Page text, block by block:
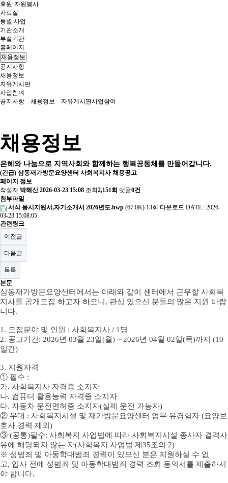
후원·자원봉사
자료실
동별 사업
기관소개
부설기관
홈페이지
채용정보
공지사항
채용정보
자유게시판
사업참여
공지사항
채용정보 자유게시판사업참여
채용정보
은혜와 나눔으로 지역사회와 함께하는 행복공동체를 만들어갑니다.
(긴급) 삼동재가방문요양센터 사회복지사 채용공고
페이지 정보
작성자 박혜신 2026-03-23 15:08 조회 2,151회 댓글0건
첨부파일
서식 응시지원서,자기소개서 2026년도.hwp (67.0K) 13회 다운로드 DATE : 2026-
03-23 15:08:05
관련링크
이전글
다음글
목록
본문
삼동재가방문요양센터에서는 아래와 같이 센터에서 근무할 사회복
지사를 공개모집 하고자 하오니 , 관심 있으신 분들의 많은 지원 바랍
니다.
1. 모집분야 및 인원 : 사회복지사 / 1 명
2. 공고기간: 2026년 03월 23일(월) ~ 2026년 04월 02일(목)까지 (10
일간)
3. 지원자격
① 필수 :
가. 사회복지사 자격증 소지자
나. 컴퓨터 활용능력 자격증 소지자
다. 자동차 운전면허증 소지자(실제 운전 가능자)
② 우대 : 사회복지시설 및 재가방문요양센터 업무 유경험자 (요양보
호사 경력 제외)
③ (공통)필수: 사회복지 사업법에 따라 사회복지시설 종사자 결격사
유에 해당되지 않는 자(사회복지 사업법 제 35조의 2)
※ 성범죄 및 아동학대범죄 경력이 있으신 분은 지원하실 수 없
고, 입사 전에 성범죄 및 아동학대범죄 경력 조회 동의서를 제출하셔
야 합니다.